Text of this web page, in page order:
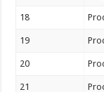
18
19
20
21